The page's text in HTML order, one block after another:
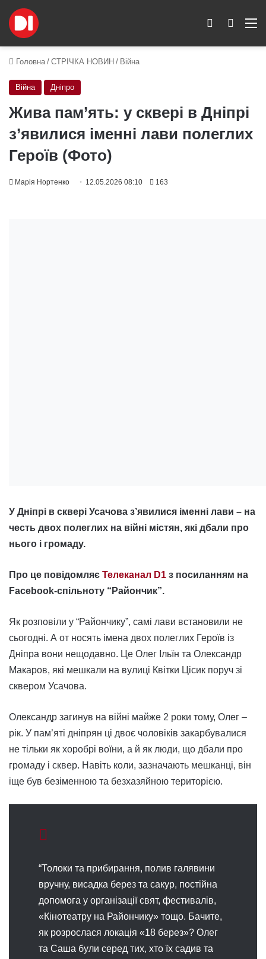
Пошук
Switch skin
Головна / СТРІЧКА НОВИН / Війна
Війна Дніпро
Жива пам’ять: у сквері в Дніпрі
з’явилися іменні лави полеглих
Героїв (Фото)
Марія Нортенко 12.05.2026 08:10 163
У Дніпрі в сквері Усачова з’явилися іменні лави – на
честь двох полеглих на війні містян, які дбали про
нього і громаду.
Про це повідомляє Телеканал D1 з посиланням на
Facebook-спільноту “Райончик”.
Як розповіли у “Райончику”, самі лави встановили не
сьогодні. А от носять імена двох полеглих Героїв із
Дніпра вони нещодавно. Це Олег Ільїн та Олександр
Макаров, які мешкали на вулиці Квітки Цісик поруч зі
сквером Усачова.
Олександр загинув на війні майже 2 роки тому, Олег –
рік. У пам’яті дніпрян ці двоє чоловіків закарбувалися
не тільки як хоробрі воїни, а й як люди, що дбали про
громаду і сквер. Навіть коли, зазначають мешканці, він
іще був безіменною та безхазяйною територією.
“Толоки та прибирання, полив галявини
вручну, висадка берез та сакур, постійна
допомога у організації свят, фестивалів,
«Кінотеатру на Райончику» тощо. Бачите,
як розрослася локація «18 берез»? Олег
та Саша були серед тих, хто їх садив та